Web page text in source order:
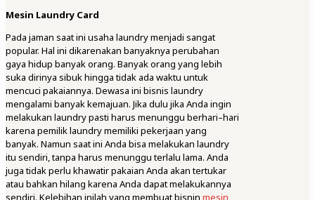
Mesin Laundry Card
Pada jaman saat ini usaha laundry menjadi sangat
popular. Hal ini dikarenakan banyaknya perubahan
gaya hidup banyak orang. Banyak orang yang lebih
suka dirinya sibuk hingga tidak ada waktu untuk
mencuci pakaiannya. Dewasa ini bisnis laundry
mengalami banyak kemajuan. Jika dulu jika Anda ingin
melakukan laundry pasti harus menunggu berhari–hari
karena pemilik laundry memiliki pekerjaan yang
banyak. Namun saat ini Anda bisa melakukan laundry
itu sendiri, tanpa harus menunggu terlalu lama. Anda
juga tidak perlu khawatir pakaian Anda akan tertukar
atau bahkan hilang karena Anda dapat melakukannya
sendiri. Kelebihan inilah yang membuat bisnin mesin